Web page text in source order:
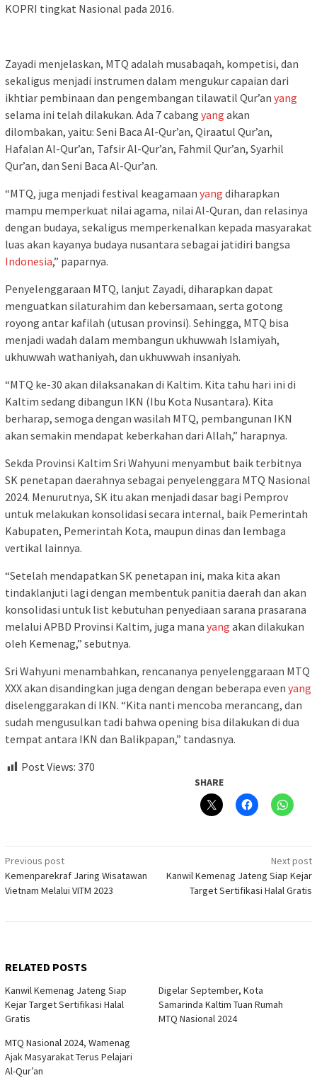
KOPRI tingkat Nasional pada 2016.
Zayadi menjelaskan, MTQ adalah musabaqah, kompetisi, dan
sekaligus menjadi instrumen dalam mengukur capaian dari
ikhtiar pembinaan dan pengembangan tilawatil Qur’an yang
selama ini telah dilakukan. Ada 7 cabang yang akan
dilombakan, yaitu: Seni Baca Al-Qur’an, Qiraatul Qur’an,
Hafalan Al-Qur’an, Tafsir Al-Qur’an, Fahmil Qur’an, Syarhil
Qur’an, dan Seni Baca Al-Qur’an.
“MTQ, juga menjadi festival keagamaan yang diharapkan
mampu memperkuat nilai agama, nilai Al-Quran, dan relasinya
dengan budaya, sekaligus memperkenalkan kepada masyarakat
luas akan kayanya budaya nusantara sebagai jatidiri bangsa
Indonesia,” paparnya.
Penyelenggaraan MTQ, lanjut Zayadi, diharapkan dapat
menguatkan silaturahim dan kebersamaan, serta gotong
royong antar kafilah (utusan provinsi). Sehingga, MTQ bisa
menjadi wadah dalam membangun ukhuwwah Islamiyah,
ukhuwwah wathaniyah, dan ukhuwwah insaniyah.
“MTQ ke-30 akan dilaksanakan di Kaltim. Kita tahu hari ini di
Kaltim sedang dibangun IKN (Ibu Kota Nusantara). Kita
berharap, semoga dengan wasilah MTQ, pembangunan IKN
akan semakin mendapat keberkahan dari Allah,” harapnya.
Sekda Provinsi Kaltim Sri Wahyuni menyambut baik terbitnya
SK penetapan daerahnya sebagai penyelenggara MTQ Nasional
2024. Menurutnya, SK itu akan menjadi dasar bagi Pemprov
untuk melakukan konsolidasi secara internal, baik Pemerintah
Kabupaten, Pemerintah Kota, maupun dinas dan lembaga
vertikal lainnya.
“Setelah mendapatkan SK penetapan ini, maka kita akan
tindaklanjuti lagi dengan membentuk panitia daerah dan akan
konsolidasi untuk list kebutuhan penyediaan sarana prasarana
melalui APBD Provinsi Kaltim, juga mana yang akan dilakukan
oleh Kemenag,” sebutnya.
Sri Wahyuni menambahkan, rencananya penyelenggaraan MTQ
XXX akan disandingkan juga dengan dengan beberapa even yang
diselenggarakan di IKN. “Kita nanti mencoba merancang, dan
sudah mengusulkan tadi bahwa opening bisa dilakukan di dua
tempat antara IKN dan Balikpapan,” tandasnya.
Post Views: 370
SHARE
Post
navigation
Previous post
Kemenparekraf Jaring Wisatawan
Vietnam Melalui VITM 2023
Next post
Kanwil Kemenag Jateng Siap Kejar
Target Sertifikasi Halal Gratis
RELATED POSTS
Kanwil Kemenag Jateng Siap
Kejar Target Sertifikasi Halal
Gratis
Digelar September, Kota
Samarinda Kaltim Tuan Rumah
MTQ Nasional 2024
MTQ Nasional 2024, Wamenag
Ajak Masyarakat Terus Pelajari
Al-Qur’an